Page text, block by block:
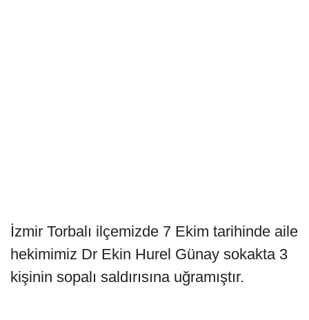
İzmir Torbalı ilçemizde 7 Ekim tarihinde aile
hekimimiz Dr Ekin Hurel Günay sokakta 3
kişinin sopalı saldırısına uğramıştır.